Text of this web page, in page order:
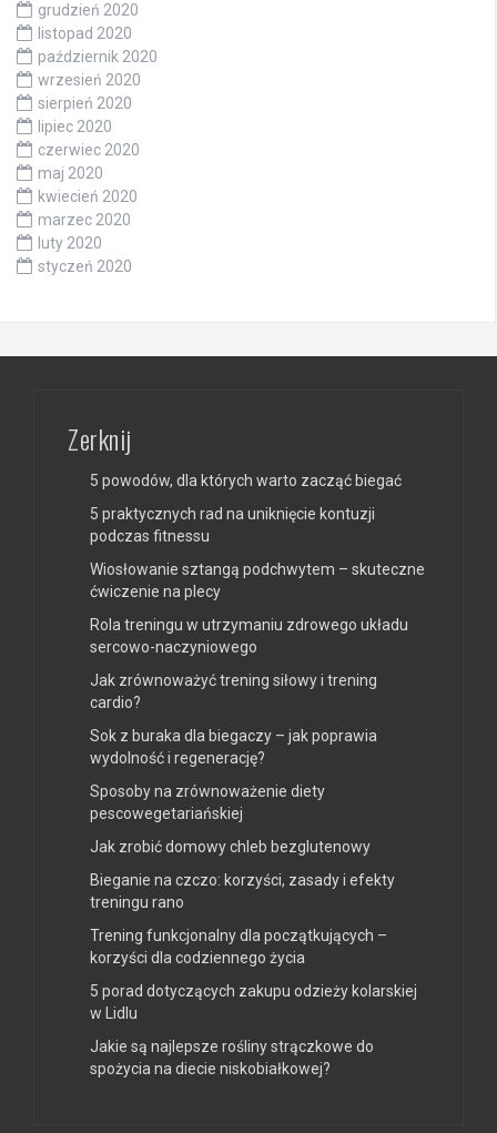
grudzień 2020
listopad 2020
październik 2020
wrzesień 2020
sierpień 2020
lipiec 2020
czerwiec 2020
maj 2020
kwiecień 2020
marzec 2020
luty 2020
styczeń 2020
Zerknij
5 powodów, dla których warto zacząć biegać
5 praktycznych rad na uniknięcie kontuzji
podczas fitnessu
Wiosłowanie sztangą podchwytem – skuteczne
ćwiczenie na plecy
Rola treningu w utrzymaniu zdrowego układu
sercowo-naczyniowego
Jak zrównoważyć trening siłowy i trening
cardio?
Sok z buraka dla biegaczy – jak poprawia
wydolność i regenerację?
Sposoby na zrównoważenie diety
pescowegetariańskiej
Jak zrobić domowy chleb bezglutenowy
Bieganie na czczo: korzyści, zasady i efekty
treningu rano
Trening funkcjonalny dla początkujących –
korzyści dla codziennego życia
5 porad dotyczących zakupu odzieży kolarskiej
w Lidlu
Jakie są najlepsze rośliny strączkowe do
spożycia na diecie niskobiałkowej?